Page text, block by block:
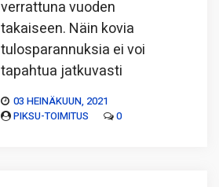
verrattuna vuoden
takaiseen. Näin kovia
tulosparannuksia ei voi
tapahtua jatkuvasti
03 HEINÄKUUN, 2021
PIKSU-TOIMITUS
0